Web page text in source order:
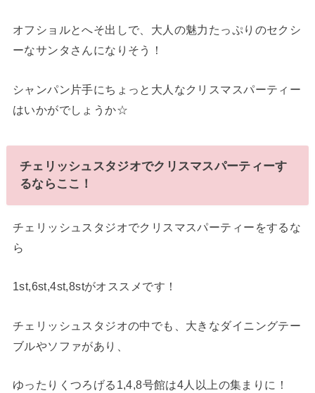
オフショルとへそ出しで、大人の魅力たっぷりのセクシ
ーなサンタさんになりそう！
シャンパン片手にちょっと大人なクリスマスパーティー
はいかがでしょうか☆
チェリッシュスタジオでクリスマスパーティーす
るならここ！
チェリッシュスタジオでクリスマスパーティーをするな
ら
1st,6st,4st,8stがオススメです！
チェリッシュスタジオの中でも、大きなダイニングテー
ブルやソファがあり、
ゆったりくつろげる1,4,8号館は4人以上の集まりに！